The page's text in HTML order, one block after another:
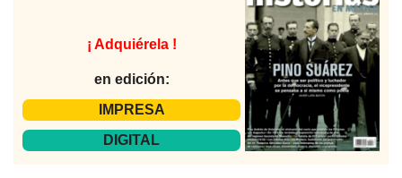
¡ Adquiérela !
en edición:
IMPRESA
DIGITAL